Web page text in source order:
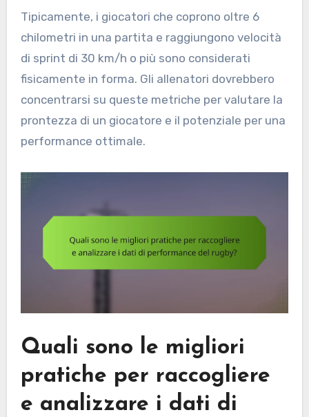
Tipicamente, i giocatori che coprono oltre 6
chilometri in una partita e raggiungono velocità
di sprint di 30 km/h o più sono considerati
fisicamente in forma. Gli allenatori dovrebbero
concentrarsi su queste metriche per valutare la
prontezza di un giocatore e il potenziale per una
performance ottimale.
Quali sono le migliori
pratiche per raccogliere
e analizzare i dati di